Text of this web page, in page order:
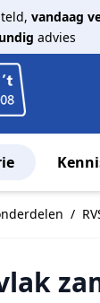
vandaag
advies
/